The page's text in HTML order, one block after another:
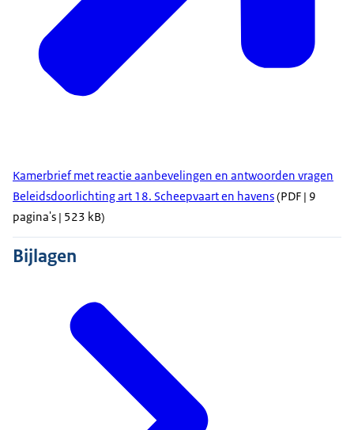
Kamerbrief met reactie aanbevelingen en antwoorden vragen
Beleidsdoorlichting art 18. Scheepvaart en havens(PDF | 9
pagina's | 523 kB)
Bijlagen